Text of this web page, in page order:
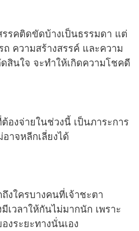
รคติดขัดบ้างเป็นธรรมดา แต่
ความสร้างสรรค์ และความ
สินใจ จะทำให้เกิดความโชคดี
ต้องจ่ายในช่วงนี้ เป็นภาระการ
าจหลีกเลี่ยงได้
งใครบางคนที่เจ้าชะตา
เวลาให้กันไม่มากนัก เพราะ
งระยะทางนั่นเอง